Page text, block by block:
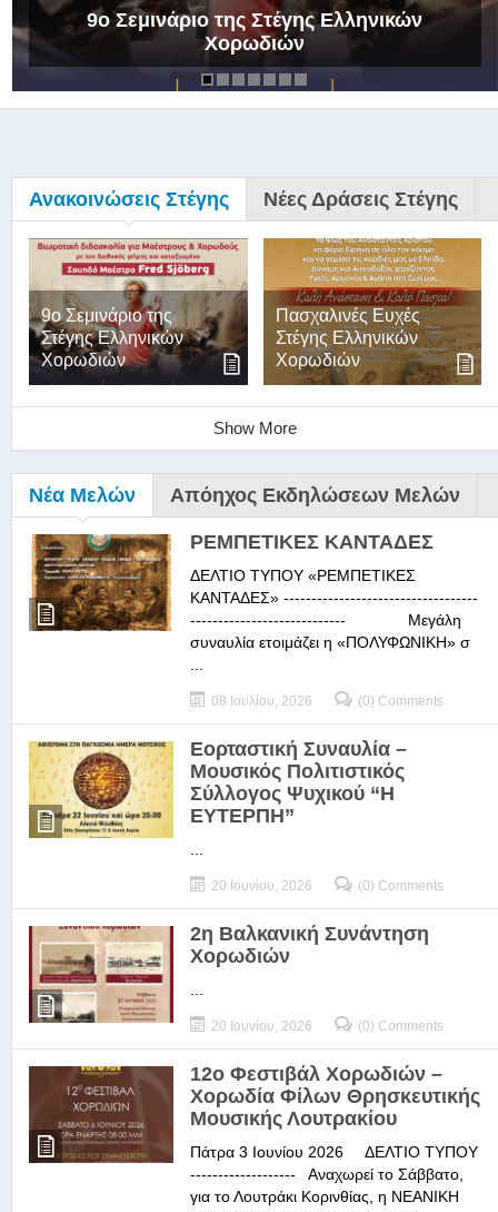
9ο Σεμινάριο της Στέγης Ελληνικών
Χορωδιών
Ανακοινώσεις Στέγης Νέες Δράσεις Στέγης
9ο Σεμινάριο της
Στέγης Ελληνικών
Χορωδιών
Πασχαλινές Ευχές
Στέγης Ελληνικών
Χορωδιών
Show More
Νέα Μελών Απόηχος Εκδηλώσεων Μελών
ΡΕΜΠΕΤΙΚΕΣ ΚΑΝΤΑΔΕΣ
ΔΕΛΤΙΟ ΤΥΠΟΥ «ΡΕΜΠΕΤΙΚΕΣ
ΚΑΝΤΑΔΕΣ» -----------------------------------
---------------------------- Μεγάλη
συναυλία ετοιμάζει η «ΠΟΛΥΦΩΝΙΚΗ» σ
08 Ιουλίου, 2026 (0) Comments
Εορταστική Συναυλία –
Μουσικός Πολιτιστικός
Σύλλογος Ψυχικού “Η
ΕΥΤΕΡΠΗ”
20 Ιουνίου, 2026 (0) Comments
2η Βαλκανική Συνάντηση
Χορωδιών
20 Ιουνίου, 2026 (0) Comments
12ο Φεστιβάλ Χορωδιών –
Χορωδία Φίλων Θρησκευτικής
Μουσικής Λουτρακίου
Πάτρα 3 Ιουνίου 2026 ΔΕΛΤΙΟ ΤΥΠΟΥ
------------------- Αναχωρεί το Σάββατο,
για το Λουτράκι Κορινθίας, η ΝΕΑΝΙΚΗ